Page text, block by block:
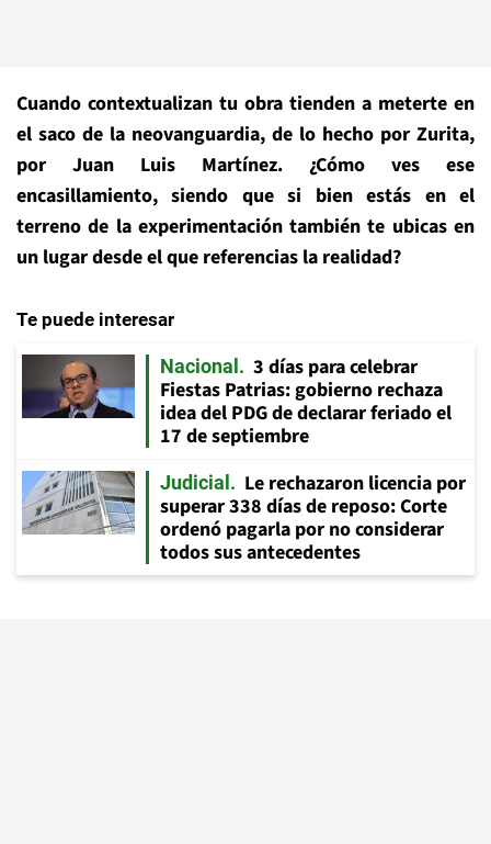
Cuando contextualizan tu obra tienden a meterte en
el saco de la neovanguardia, de lo hecho por Zurita,
por Juan Luis Martínez. ¿Cómo ves ese
encasillamiento, siendo que si bien estás en el
terreno de la experimentación también te ubicas en
un lugar desde el que referencias la realidad?
Te puede interesar
Nacional
3 días para celebrar
Fiestas Patrias: gobierno rechaza
idea del PDG de declarar feriado el
17 de septiembre
Judicial
Le rechazaron licencia por
superar 338 días de reposo: Corte
ordenó pagarla por no considerar
todos sus antecedentes